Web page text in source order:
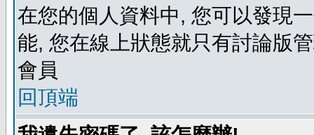
在您的個人資料中, 您可以發現
能, 您在線上狀態就只有討論版
會員
回頂端